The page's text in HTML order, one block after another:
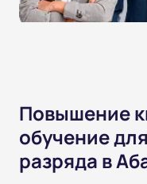
Повышение
обучение
разряда в